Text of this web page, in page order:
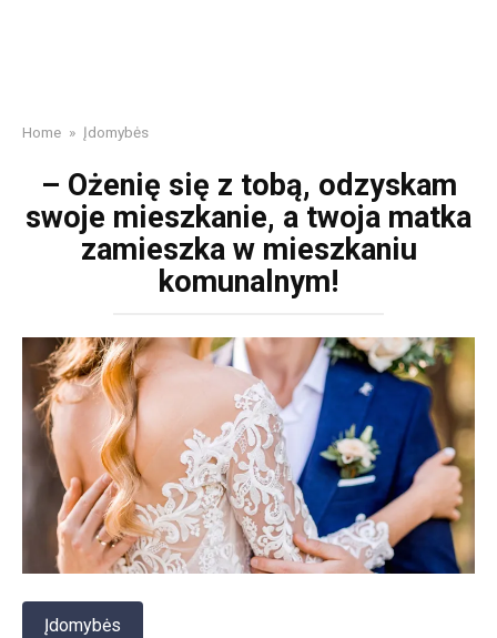
Home » Įdomybės
– Ożenię się z tobą, odzyskam
swoje mieszkanie, a twoja matka
zamieszka w mieszkaniu
komunalnym!
Įdomybės